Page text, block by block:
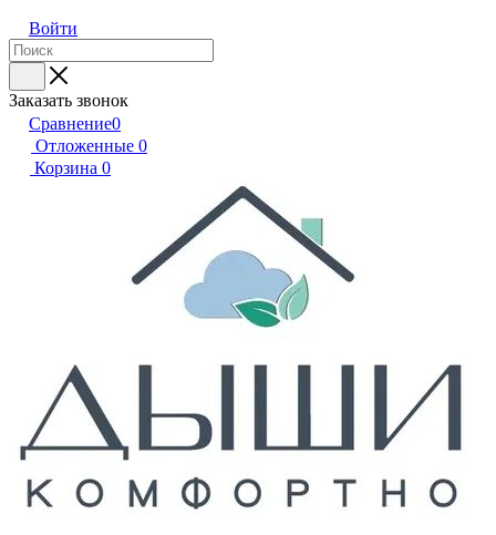
Войти
Заказать звонок
Сравнение0
Отложенные 0
Корзина 0